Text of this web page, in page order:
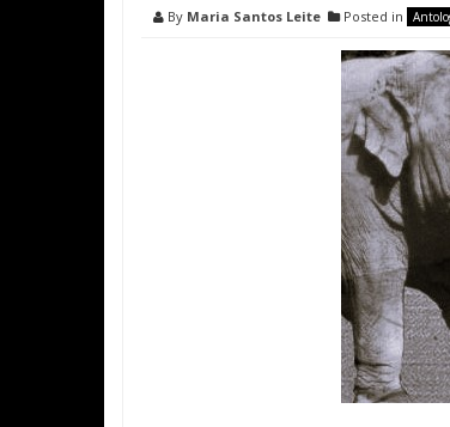
By Maria Santos Leite Posted in